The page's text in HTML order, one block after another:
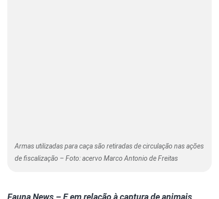
Armas utilizadas para caça são retiradas de circulação nas ações
de fiscalização – Foto: acervo Marco Antonio de Freitas
Fauna News –E em relação à captura de animais